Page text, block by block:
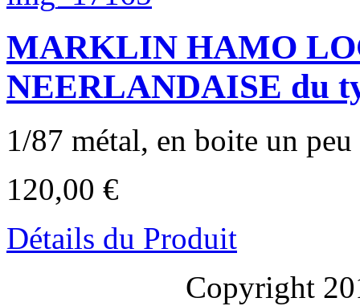
MARKLIN HAMO
NEERLANDAISE du
1/87 métal, en boite un peu
120,00 €
Détails du Produit
Copyright